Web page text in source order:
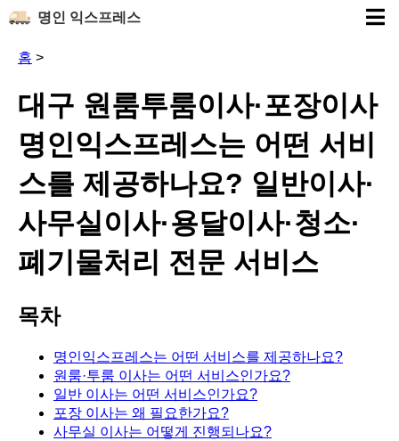
명인 익스프레스
홈 >
대구 원룸투룸이사·포장이사
명인익스프레스는 어떤 서비
스를 제공하나요? 일반이사·
사무실이사·용달이사·청소·
폐기물처리 전문 서비스
목차
명인익스프레스는 어떤 서비스를 제공하나요?
원룸·투룸 이사는 어떤 서비스인가요?
일반 이사는 어떤 서비스인가요?
포장 이사는 왜 필요한가요?
사무실 이사는 어떻게 진행되나요?